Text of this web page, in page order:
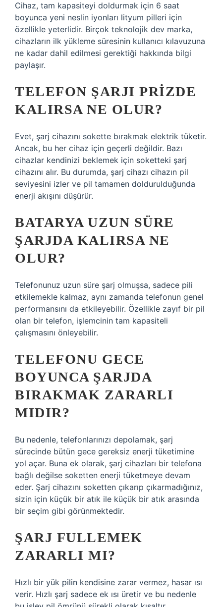
Cihaz, tam kapasiteyi doldurmak için 6 saat
boyunca yeni neslin iyonları lityum pilleri için
özellikle yeterlidir. Birçok teknolojik dev marka,
cihazların ilk yükleme süresinin kullanıcı kılavuzuna
ne kadar dahil edilmesi gerektiği hakkında bilgi
paylaşır.
TELEFON ŞARJI PRIZDE
KALIRSA NE OLUR?
Evet, şarj cihazını sokette bırakmak elektrik tüketir.
Ancak, bu her cihaz için geçerli değildir. Bazı
cihazlar kendinizi beklemek için soketteki şarj
cihazını alır. Bu durumda, şarj cihazı cihazın pil
seviyesini izler ve pil tamamen doldurulduğunda
enerji akışını düşürür.
BATARYA UZUN SÜRE
ŞARJDA KALIRSA NE
OLUR?
Telefonunuz uzun süre şarj olmuşsa, sadece pili
etkilemekle kalmaz, aynı zamanda telefonun genel
performansını da etkileyebilir. Özellikle zayıf bir pil
olan bir telefon, işlemcinin tam kapasiteli
çalışmasını önleyebilir.
TELEFONU GECE
BOYUNCA ŞARJDA
BIRAKMAK ZARARLI
MIDIR?
Bu nedenle, telefonlarınızı depolamak, şarj
sürecinde bütün gece gereksiz enerji tüketimine
yol açar. Buna ek olarak, şarj cihazları bir telefona
bağlı değilse soketten enerji tüketmeye devam
eder. Şarj cihazını soketten çıkarıp çıkarmadığınız,
sizin için küçük bir atık ile küçük bir atık arasında
bir seçim gibi görünmektedir.
ŞARJ FULLEMEK
ZARARLI MI?
Hızlı bir yük pilin kendisine zarar vermez, hasar ısı
verir. Hızlı şarj sadece ek ısı üretir ve bu nedenle